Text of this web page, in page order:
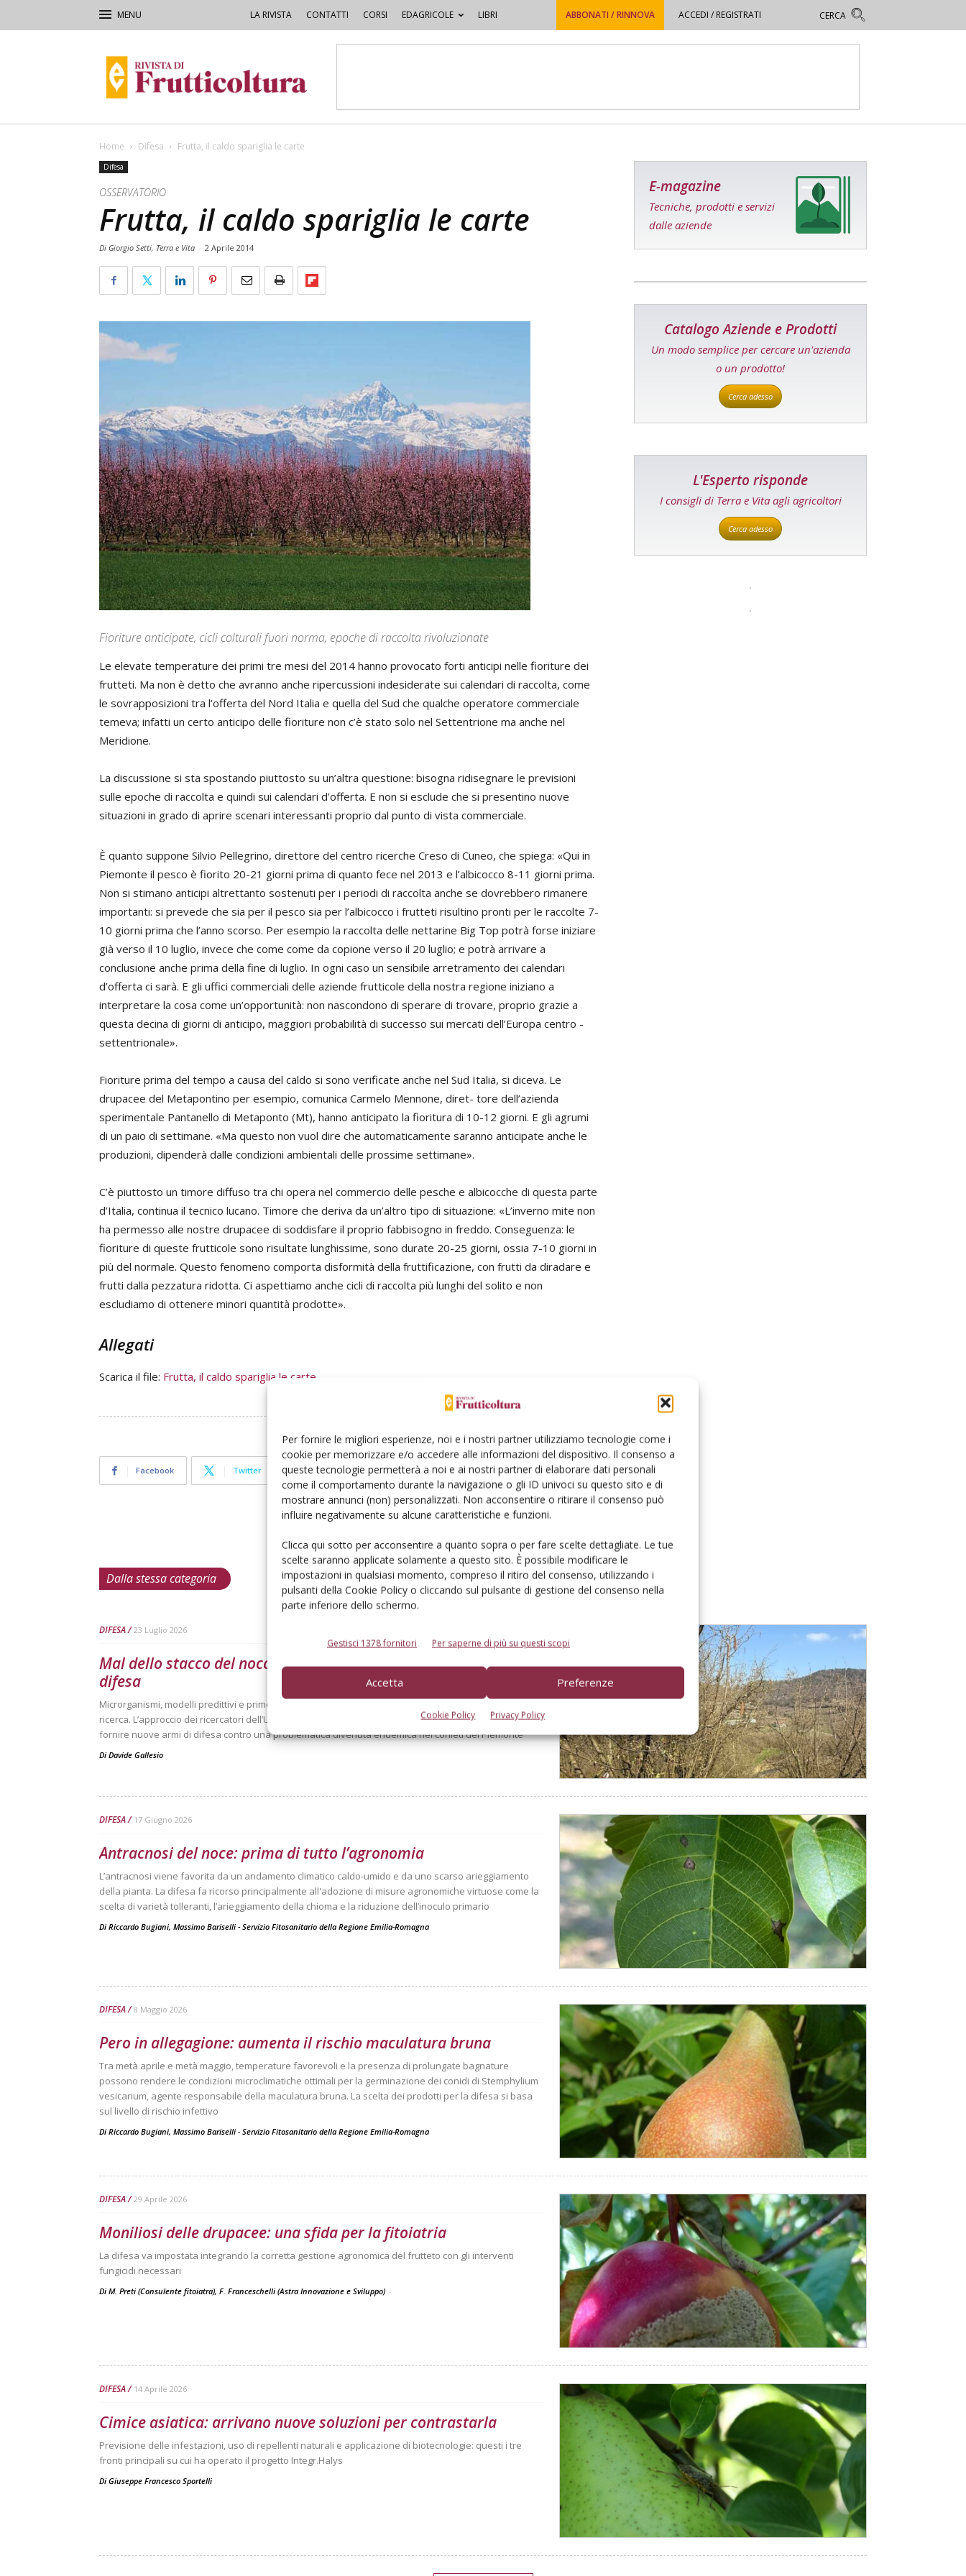
Per fornire le migliori esperienze, noi e i nostri partner utilizziamo tecnologie come i
cookie per memorizzare e/o accedere alle informazioni del dispositivo. Il consenso a
queste tecnologie permetterà a noi e ai nostri partner di elaborare dati personali
come il comportamento durante la navigazione o gli ID univoci su questo sito e di
mostrare annunci (non) personalizzati. Non acconsentire o ritirare il consenso può
influire negativamente su alcune caratteristiche e funzioni.
Clicca qui sotto per acconsentire a quanto sopra o per fare scelte dettagliate. Le tue
scelte saranno applicate solamente a questo sito. È possibile modificare le
impostazioni in qualsiasi momento, compreso il ritiro del consenso, utilizzando i
pulsanti della Cookie Policy o cliccando sul pulsante di gestione del consenso nella
parte inferiore dello schermo.
Gestisci 1378 fornitori Per saperne di più su questi scopi
Accetta Preferenze
Cookie Policy Privacy Policy
LA RIVISTA CONTATTI CORSI EDAGRICOLE LIBRI ABBONATI / RINNOVA ACCEDI / REGISTRATI
di
Frutticoltura
Home Difesa Frutta, il caldo spariglia le carte
Difesa
OSSERVATORIO
Frutta, il caldo spariglia le carte
Di Giorgio Setti, Terra e Vita - 2 Aprile 2014
Fioriture anticipate, cicli colturali fuori norma, epoche di raccolta rivoluzionate
Le elevate temperature dei primi tre mesi del 2014 hanno provocato forti anticipi nelle fioriture dei
frutteti. Ma non è detto che avranno anche ripercussioni indesiderate sui calendari di raccolta, come
le sovrapposizioni tra l’offerta del Nord Italia e quella del Sud che qualche operatore commerciale
temeva; infatti un certo anticipo delle fioriture non c’è stato solo nel Settentrione ma anche nel
Meridione.
La discussione si sta spostando piuttosto su un’altra questione: bisogna ridisegnare le previsioni
sulle epoche di raccolta e quindi sui calendari d’offerta. E non si esclude che si presentino nuove
situazioni in grado di aprire scenari interessanti proprio dal punto di vista commerciale.
È quanto suppone Silvio Pellegrino, direttore del centro ricerche Creso di Cuneo, che spiega: «Qui in
Piemonte il pesco è fiorito 20-21 giorni prima di quanto fece nel 2013 e l’albicocco 8-11 giorni prima.
Non si stimano anticipi altrettanto sostenuti per i periodi di raccolta anche se dovrebbero rimanere
importanti: si prevede che sia per il pesco sia per l’albicocco i frutteti risultino pronti per le raccolte 7-
10 giorni prima che l’anno scorso. Per esempio la raccolta delle nettarine Big Top potrà forse iniziare
già verso il 10 luglio, invece che come come da copione verso il 20 luglio; e potrà arrivare a
conclusione anche prima della fine di luglio. In ogni caso un sensibile arretramento dei calendari
d’offerta ci sarà. E gli uffici commerciali delle aziende frutticole della nostra regione iniziano a
interpretare la cosa come un’opportunità: non nascondono di sperare di trovare, proprio grazie a
questa decina di giorni di anticipo, maggiori probabilità di successo sui mercati dell’Europa centro -
settentrionale».
Fioriture prima del tempo a causa del caldo si sono verificate anche nel Sud Italia, si diceva. Le
drupacee del Metapontino per esempio, comunica Carmelo Mennone, diret- tore dell’azienda
sperimentale Pantanello di Metaponto (Mt), hanno anticipato la fioritura di 10-12 giorni. E gli agrumi
di un paio di settimane. «Ma questo non vuol dire che automaticamente saranno anticipate anche le
produzioni, dipenderà dalle condizioni ambientali delle prossime settimane».
C’è piuttosto un timore diffuso tra chi opera nel commercio delle pesche e albicocche di questa parte
d’Italia, continua il tecnico lucano. Timore che deriva da un’altro tipo di situazione: «L’inverno mite non
ha permesso alle nostre drupacee di soddisfare il proprio fabbisogno in freddo. Conseguenza: le
fioriture di queste frutticole sono risultate lunghissime, sono durate 20-25 giorni, ossia 7-10 giorni in
più del normale. Questo fenomeno comporta disformità della fruttificazione, con frutti da diradare e
frutti dalla pezzatura ridotta. Ci aspettiamo anche cicli di raccolta più lunghi del solito e non
escludiamo di ottenere minori quantità prodotte».
Allegati
Scarica il file: Frutta, il caldo spariglia le carte
Facebook Twitter Linkedin Pinterest Email
E-magazine
Tecniche, prodotti e servizi
dalle aziende
Catalogo Aziende e Prodotti
Un modo semplice per cercare un'azienda
o un prodotto!
Cerca adesso
L'Esperto risponde
I consigli di Terra e Vita agli agricoltori
Cerca adesso
Dalla stessa categoria
DIFESA 23 Luglio 2026
Mal dello stacco del nocciolo: si cercano nuove soluzioni di
difesa
Microrganismi, modelli predittivi e primer genetici per diagnosi precoci sono le principali linee di
ricerca. L’approccio dei ricercatori dell’Università di Torino combina una pluralità di strategie per
fornire nuove armi di difesa contro una problematica divenuta endemica nei corileti del Piemonte
Di Davide Gallesio
DIFESA 17 Giugno 2026
Antracnosi del noce: prima di tutto l’agronomia
L’antracnosi viene favorita da un andamento climatico caldo-umido e da uno scarso arieggiamento
della pianta. La difesa fa ricorso principalmente all'adozione di misure agronomiche virtuose come la
scelta di varietà tolleranti, l’arieggiamento della chioma e la riduzione dell’inoculo primario
Di Riccardo Bugiani, Massimo Bariselli - Servizio Fitosanitario della Regione Emilia-Romagna
DIFESA 8 Maggio 2026
Pero in allegagione: aumenta il rischio maculatura bruna
Tra metà aprile e metà maggio, temperature favorevoli e la presenza di prolungate bagnature
possono rendere le condizioni microclimatiche ottimali per la germinazione dei conidi di Stemphylium
vesicarium, agente responsabile della maculatura bruna. La scelta dei prodotti per la difesa si basa
sul livello di rischio infettivo
Di Riccardo Bugiani, Massimo Bariselli - Servizio Fitosanitario della Regione Emilia-Romagna
DIFESA 29 Aprile 2026
Moniliosi delle drupacee: una sfida per la fitoiatria
La difesa va impostata integrando la corretta gestione agronomica del frutteto con gli interventi
fungicidi necessari
Di M. Preti (Consulente fitoiatra), F. Franceschelli (Astra Innovazione e Sviluppo) -
DIFESA 14 Aprile 2026
Cimice asiatica: arrivano nuove soluzioni per contrastarla
Previsione delle infestazioni, uso di repellenti naturali e applicazione di biotecnologie: questi i tre
fronti principali su cui ha operato il progetto Integr.Halys
Di Giuseppe Francesco Sportelli